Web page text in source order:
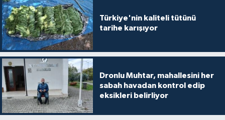
Türkiye'nin kaliteli tütünü
tarihe karışıyor
Dronlu Muhtar, mahallesini her
sabah havadan kontrol edip
eksikleri belirliyor